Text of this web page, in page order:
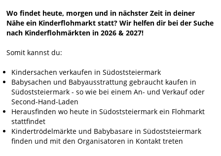
Wo findet heute, morgen und in nächster Zeit in deiner
Nähe ein Kinderflohmarkt statt? Wir helfen dir bei der Suche
nach Kinderflohmärkten in 2026 & 2027!
Somit kannst du:
Kindersachen verkaufen in Südoststeiermark
Babysachen und Babyausstrattung gebraucht kaufen in
Südoststeiermark - so wie bei einem An- und Verkauf oder
Second-Hand-Laden
Herausfinden wo heute in Südoststeiermark ein Flohmarkt
stattfindet
Kindertrödelmärkte und Babybasare in Südoststeiermark
finden und mit den Organisatoren in Kontakt treten